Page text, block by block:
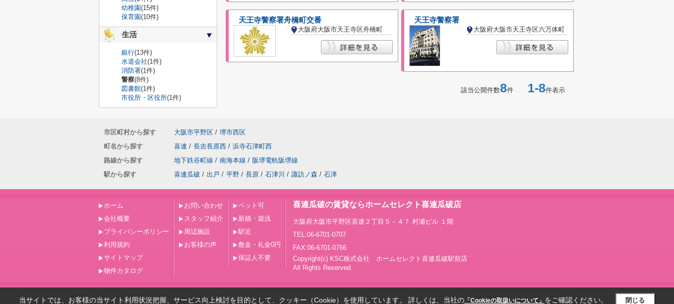
天王寺警察署舟橋町交番
大阪府大阪市天王寺区舟橋町
天王寺警察署
大阪府大阪市天王寺区六万体町
該当公開件数8件 1-8件表示
幼稚園(15件)
保育園(10件)
生活
銀行(13件)
水道会社(1件)
消防署(1件)
警察(8件)
図書館(1件)
市役所・区役所(1件)
市区町村から探す 大阪市平野区 / 堺市西区
町名から探す
喜連 / 長吉長原西 / 浜寺石津町西
路線から探す
地下鉄谷町線 / 南海本線 / 阪堺電軌阪堺線
駅から探す
喜連瓜破 / 出戸 / 平野 / 長原 / 石津川 / 諏訪ノ森 / 石津
ホーム
会社概要
プライバシーポリシー
利用規約
サイトマップ
物件カタログ
お問い合わせ
スタッフ紹介
周辺施設
お客様の声
ペット可
新婚・築浅
駅近
敷金・礼金0円
保証人不要
喜連瓜破の賃貸ならホームセレクト喜連瓜破店
大阪府大阪市平野区喜連２丁目５－４７ 村瀬ビル １階
TEL:06-6701-0707
FAX:06-6701-0766
Copyright(c) KSC株式会社 ホームセレクト喜連瓜破駅前店
All Rights Reserved.
当サイトでは、お客様の当サイト利用状況把握、サービス向上検討を目的として、クッキー（Cookie）を使用しています。 詳しくは、当社の「Cookieの取扱いについて」 をご確認ください。 閉じる